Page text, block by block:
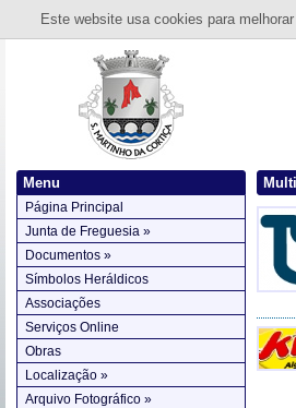
Este website usa cookies para
Menu
Página Principal
Junta de Freguesia »
Documentos »
Símbolos Heráldicos
Associações
Serviços Online
Obras
Localização »
Arquivo Fotográfico »